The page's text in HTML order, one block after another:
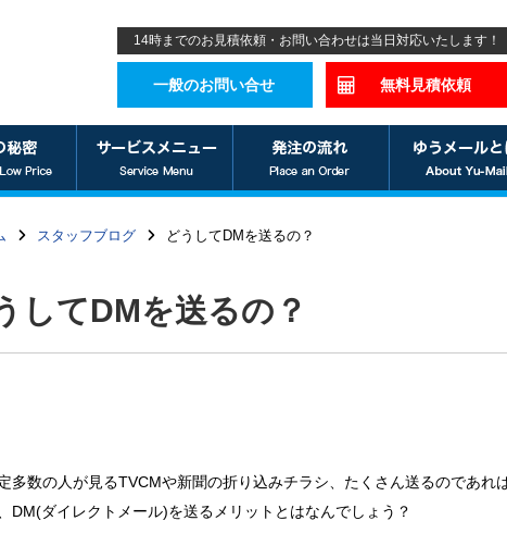
14時までのお見積依頼・お問い合わせは当日対応いたします！
一般のお問い合せ 無料見積依頼
スタッフブログ どうしてDMを送るの？
してDMを送るの？
多数の人が見るTVCMや新聞の折り込みチラシ、たくさん送るのであれ
DM(ダイレクトメール)を送るメリットとはなんでしょう？